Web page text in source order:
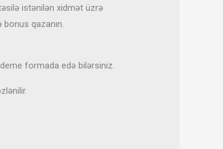
istənilən xidmət üzrə
qazanın.
formada edə bilərsiniz.